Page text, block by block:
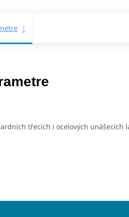
třecích i ocelových unášecích